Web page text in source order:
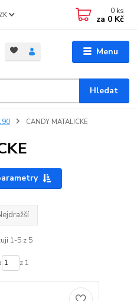
Menu
Hledat
0 ks
za 0 Kč
CANDY MATALICKE
1-5 z 5
z 1